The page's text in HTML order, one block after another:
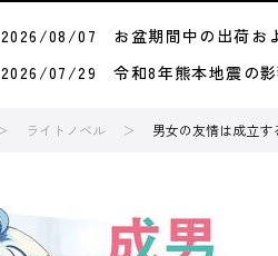
2026/08/07 お盆期間中の出荷お
2026/07/29 令和8年熊本地震の影
ライトノベル 男女の友情は成立す